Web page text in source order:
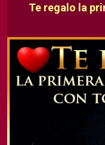
Te regalo la